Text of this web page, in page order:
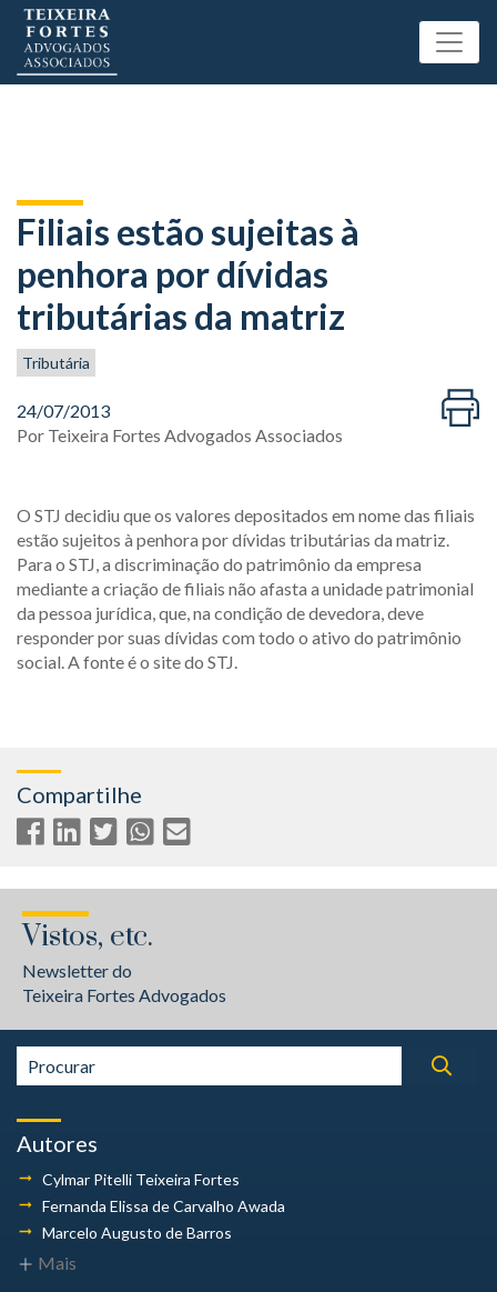
Filiais estão sujeitas à
penhora por dívidas
tributárias da matriz
Tributária
24/07/2013
Por Teixeira Fortes Advogados Associados
O STJ decidiu que os valores depositados em nome das filiais
estão sujeitos à penhora por dívidas tributárias da matriz.
Para o STJ, a discriminação do patrimônio da empresa
mediante a criação de filiais não afasta a unidade patrimonial
da pessoa jurídica, que, na condição de devedora, deve
responder por suas dívidas com todo o ativo do patrimônio
social. A fonte é o site do STJ.
Compartilhe
Vistos, etc.
Newsletter do
Teixeira Fortes Advogados
Autores
Cylmar Pitelli Teixeira Fortes
Fernanda Elissa de Carvalho Awada
Marcelo Augusto de Barros
Mais